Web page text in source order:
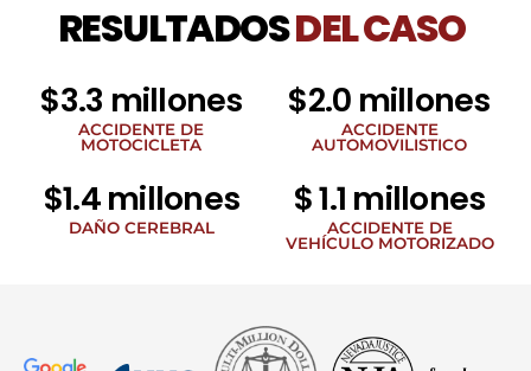
RESULTADOSDEL CASO
$3.3 millones
ACCIDENTE DE
MOTOCICLETA
$2.0 millones
ACCIDENTE
AUTOMOVILISTICO
$1.4 millones
DAÑO CEREBRAL
$ 1.1 millones
ACCIDENTE DE
VEHÍCULO MOTORIZADO